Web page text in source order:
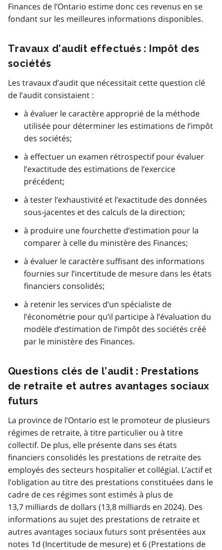
Finances de l’Ontario estime donc ces revenus en se
fondant sur les meilleures informations disponibles.
Travaux d’audit effectués : Impôt des
sociétés
Les travaux d’audit que nécessitait cette question clé
de l’audit consistaient :
à évaluer le caractère approprié de la méthode
utilisée pour déterminer les estimations de l’impôt
des sociétés;
à effectuer un examen rétrospectif pour évaluer
l’exactitude des estimations de l’exercice
précédent;
à tester l’exhaustivité et l’exactitude des données
sous-jacentes et des calculs de la direction;
à produire une fourchette d’estimation pour la
comparer à celle du ministère des Finances;
à évaluer le caractère suffisant des informations
fournies sur l’incertitude de mesure dans les états
financiers consolidés;
à retenir les services d’un spécialiste de
l’économétrie pour qu’il participe à l’évaluation du
modèle d’estimation de l’impôt des sociétés créé
par le ministère des Finances.
Questions clés de l’audit : Prestations
de retraite et autres avantages sociaux
futurs
La province de l’Ontario est le promoteur de plusieurs
régimes de retraite, à titre particulier ou à titre
collectif. De plus, elle présente dans ses états
financiers consolidés les prestations de retraite des
employés des secteurs hospitalier et collégial. L’actif et
l’obligation au titre des prestations constituées dans le
cadre de ces régimes sont estimés à plus de
13,7 milliards de dollars (13,8 milliards en 2024). Des
informations au sujet des prestations de retraite et
autres avantages sociaux futurs sont présentées aux
notes 1d (Incertitude de mesure) et 6 (Prestations de